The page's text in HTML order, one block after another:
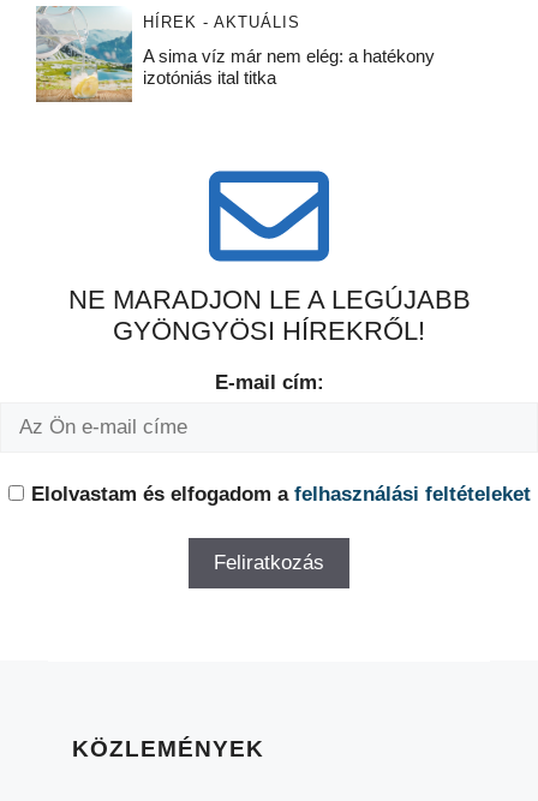
HÍREK - AKTUÁLIS
A sima víz már nem elég: a hatékony
izotóniás ital titka
NE MARADJON LE A LEGÚJABB
GYÖNGYÖSI HÍREKRŐL!
E-mail cím:
Elolvastam és elfogadom a felhasználási feltételeket
KÖZLEMÉNYEK